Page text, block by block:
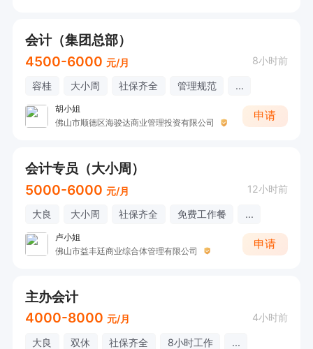
会计（集团总部）
4500-6000 元/月 8小时前
容桂 大小周 社保齐全 管理规范 ...
胡小姐
佛山市顺德区海骏达商业管理投资有限公司
申请
会计专员（大小周）
5000-6000 元/月 12小时前
大良 大小周 社保齐全 免费工作餐 ...
卢小姐
佛山市益丰廷商业综合体管理有限公司
申请
主办会计
4000-8000 元/月 4小时前
大良 双休 社保齐全 8小时工作 ...